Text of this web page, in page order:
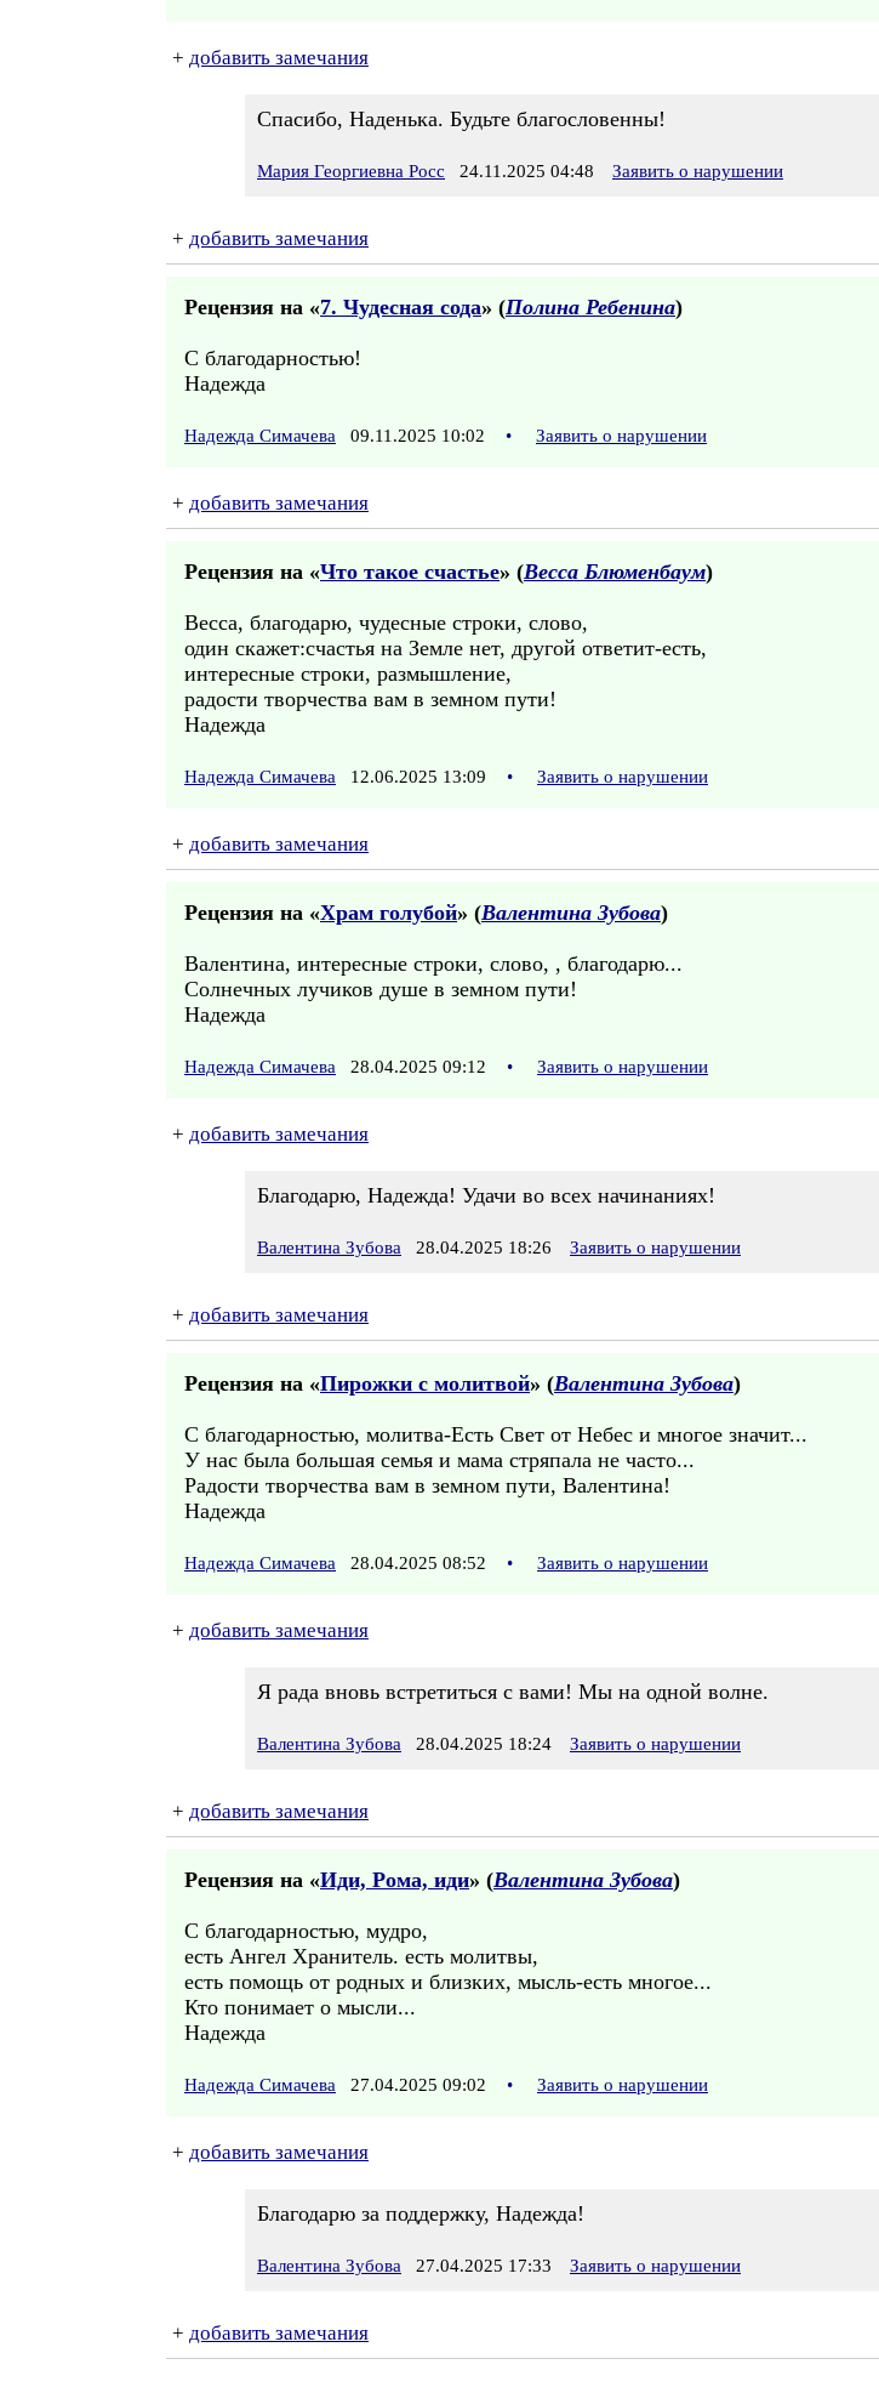
+ добавить замечания
Спасибо, Наденька. Будьте благословенны!
Мария Георгиевна Росс 24.11.2025 04:48 Заявить о нарушении
+ добавить замечания
Рецензия на «7. Чудесная сода» (Полина Ребенина)
С благодарностью!
Надежда
Надежда Симачева 09.11.2025 10:02 • Заявить о нарушении
+ добавить замечания
Рецензия на «Что такое счастье» (Весса Блюменбаум)
Весса, благодарю, чудесные строки, слово,
один скажет:счастья на Земле нет, другой ответит-есть,
интересные строки, размышление,
радости творчества вам в земном пути!
Надежда
Надежда Симачева 12.06.2025 13:09 • Заявить о нарушении
+ добавить замечания
Рецензия на «Храм голубой» (Валентина Зубова)
Валентина, интересные строки, слово, , благодарю...
Солнечных лучиков душе в земном пути!
Надежда
Надежда Симачева 28.04.2025 09:12 • Заявить о нарушении
+ добавить замечания
Благодарю, Надежда! Удачи во всех начинаниях!
Валентина Зубова 28.04.2025 18:26 Заявить о нарушении
+ добавить замечания
Рецензия на «Пирожки с молитвой» (Валентина Зубова)
С благодарностью, молитва-Есть Свет от Небес и многое значит...
У нас была большая семья и мама стряпала не часто...
Радости творчества вам в земном пути, Валентина!
Надежда
Надежда Симачева 28.04.2025 08:52 • Заявить о нарушении
+ добавить замечания
Я рада вновь встретиться с вами! Мы на одной волне.
Валентина Зубова 28.04.2025 18:24 Заявить о нарушении
+ добавить замечания
Рецензия на «Иди, Рома, иди» (Валентина Зубова)
С благодарностью, мудро,
есть Ангел Хранитель. есть молитвы,
есть помощь от родных и близких, мысль-есть многое...
Кто понимает о мысли...
Надежда
Надежда Симачева 27.04.2025 09:02 • Заявить о нарушении
+ добавить замечания
Благодарю за поддержку, Надежда!
Валентина Зубова 27.04.2025 17:33 Заявить о нарушении
+ добавить замечания